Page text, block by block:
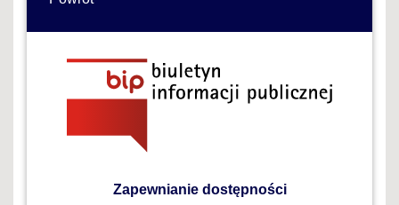
Zapewnianie dostępności